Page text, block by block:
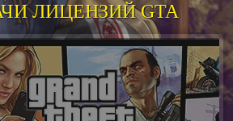
ЛИЦЕНЗИЙ GTA